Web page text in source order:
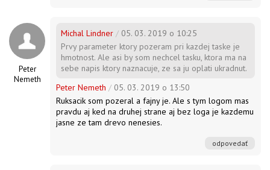
Peter
Nemeth
Michal Lindner / 05. 03. 2019 o 10:25
Prvy parameter ktory pozeram pri kazdej taske je
hmotnost. Ale asi by som nechcel tasku, ktora ma na
sebe napis ktory naznacuje, ze sa ju oplati ukradnut.
Peter Nemeth / 05. 03. 2019 o 13:50
Ruksacik som pozeral a fajny je. Ale s tym logom mas
pravdu aj ked na druhej strane aj bez loga je kazdemu
jasne ze tam drevo nenesies.
odpovedať